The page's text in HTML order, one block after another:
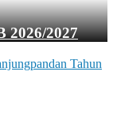
2026/2027